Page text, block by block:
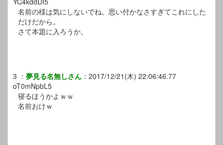
名前の様は気にしないでね。思い付かなさすぎてこれにした
だけだから。
さて本題に入ろうか。
3 ： 夢見る名無しさん ： 2017/12/21(木) 22:06:46.77
oT0mNpbL5
寝るほうかよｗｗ
名前おけｗ